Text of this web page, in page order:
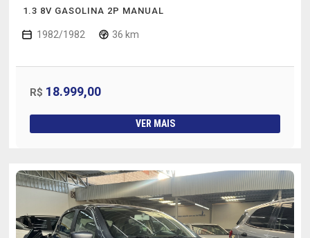
1.3 8V GASOLINA 2P MANUAL
1982/1982 36 km
R$ 18.999,00
VER MAIS